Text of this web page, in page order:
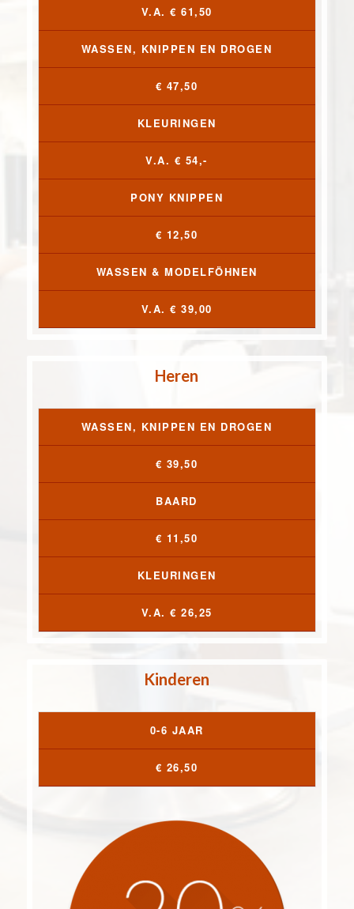
V.A. € 61,50
WASSEN, KNIPPEN EN DROGEN
€ 47,50
KLEURINGEN
V.A. € 54,-
PONY KNIPPEN
€ 12,50
WASSEN & MODELFÖHNEN
V.A. € 39,00
Heren
WASSEN, KNIPPEN EN DROGEN
€ 39,50
BAARD
€ 11,50
KLEURINGEN
V.A. € 26,25
Kinderen
0-6 JAAR
€ 26,50